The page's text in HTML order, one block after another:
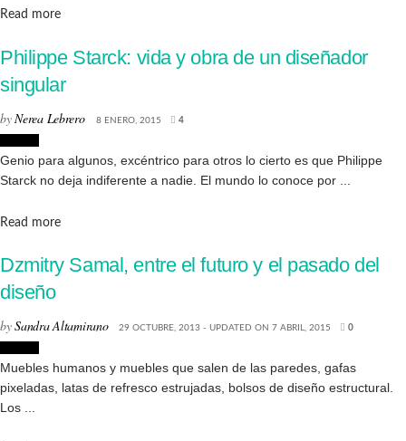
Read moreDetails
Philippe Starck: vida y obra de un diseñador
singular
byNerea Lebrero 8 ENERO, 2015 4
Genio para algunos, excéntrico para otros lo cierto es que Philippe
Starck no deja indiferente a nadie. El mundo lo conoce por ...
Read moreDetails
Dzmitry Samal, entre el futuro y el pasado del
diseño
bySandra Altamirano 29 OCTUBRE, 2013 - UPDATED ON 7 ABRIL, 2015 0
Muebles humanos y muebles que salen de las paredes, gafas
pixeladas, latas de refresco estrujadas, bolsos de diseño estructural.
Los ...